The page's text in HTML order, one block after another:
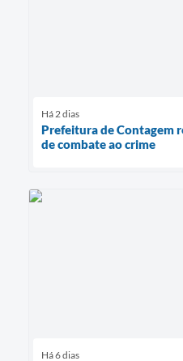
Há 2 dias
Prefeitura de Contagem
de combate ao crime
Há 6 dias